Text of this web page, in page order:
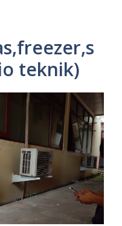
teknik)